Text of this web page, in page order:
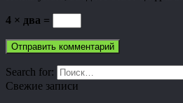
4 × два =
Search for:
Свежие записи